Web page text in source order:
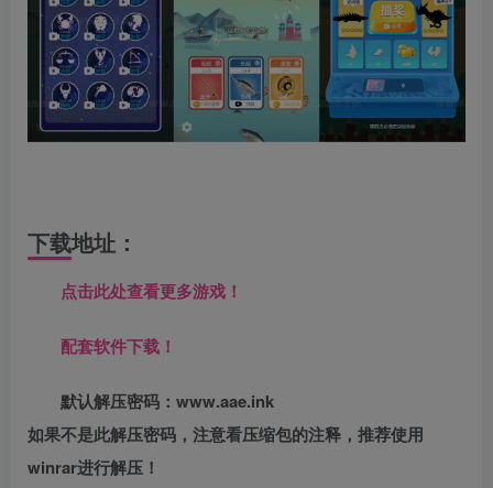
下载地址：
点击此处查看更多游戏！
配套软件下载！
默认解压密码：www.aae.ink
如果不是此解压密码，注意看压缩包的注释，推荐使用
winrar进行解压！